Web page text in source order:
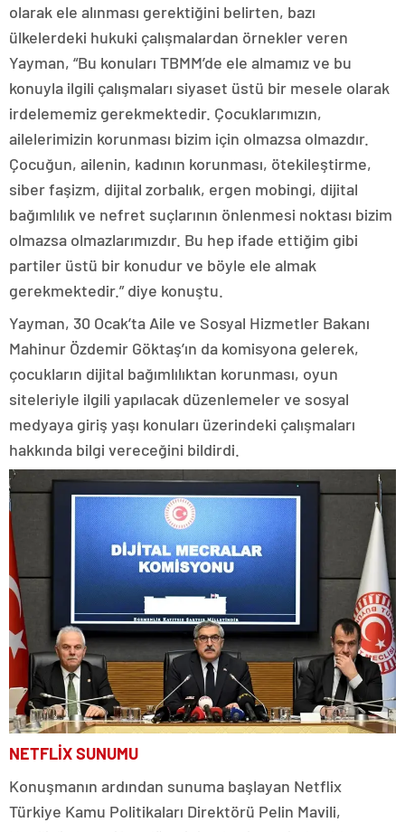
olarak ele alınması gerektiğini belirten, bazı
ülkelerdeki hukuki çalışmalardan örnekler veren
Yayman, “Bu konuları TBMM’de ele almamız ve bu
konuyla ilgili çalışmaları siyaset üstü bir mesele olarak
irdelememiz gerekmektedir. Çocuklarımızın,
ailelerimizin korunması bizim için olmazsa olmazdır.
Çocuğun, ailenin, kadının korunması, ötekileştirme,
siber faşizm, dijital zorbalık, ergen mobingi, dijital
bağımlılık ve nefret suçlarının önlenmesi noktası bizim
olmazsa olmazlarımızdır. Bu hep ifade ettiğim gibi
partiler üstü bir konudur ve böyle ele almak
gerekmektedir.” diye konuştu.
Yayman, 30 Ocak’ta Aile ve Sosyal Hizmetler Bakanı
Mahinur Özdemir Göktaş’ın da komisyona gelerek,
çocukların dijital bağımlılıktan korunması, oyun
siteleriyle ilgili yapılacak düzenlemeler ve sosyal
medyaya giriş yaşı konuları üzerindeki çalışmaları
hakkında bilgi vereceğini bildirdi.
NETFLİX SUNUMU
Konuşmanın ardından sunuma başlayan Netflix
Türkiye Kamu Politikaları Direktörü Pelin Mavili,